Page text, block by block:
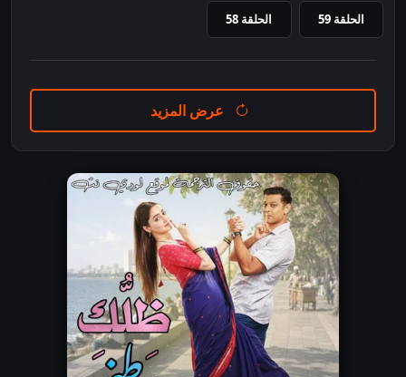
الحلقة 59 الحلقة 58
عرض المزيد